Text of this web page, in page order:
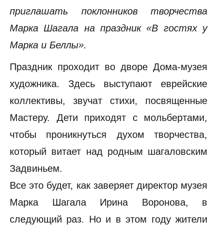
приглашать поклонников творчества
Марка Шагала на праздник «В гостях у
Марка и Беллы».
Праздник проходит во дворе Дома-музея
художника. Здесь выступают еврейские
коллективы, звучат стихи, посвященные
Мастеру. Дети приходят с мольбертами,
чтобы проникнуться духом творчества,
который витает над родным шагаловским
Задвиньем.
Все это будет, как заверяет директор музея
Марка Шагала Ирина Воронова, в
следующий раз. Но и в этом году жители